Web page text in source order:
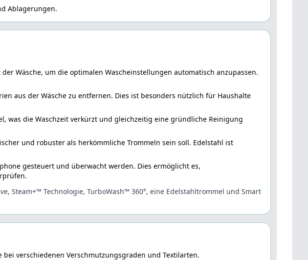
Ablagerungen.
Wäsche, um die optimalen Wascheinstellungen automatisch anzupassen.
aus der Wäsche zu entfernen. Dies ist besonders nützlich für Haushalte
was die Waschzeit verkürzt und gleichzeitig eine gründliche Reinigung
und robuster als herkömmliche Trommeln sein soll. Edelstahl ist
gesteuert und überwacht werden. Dies ermöglicht es,
Steam+™ Technologie, TurboWash™ 360°, eine Edelstahltrommel und Smart
verschiedenen Verschmutzungsgraden und Textilarten.